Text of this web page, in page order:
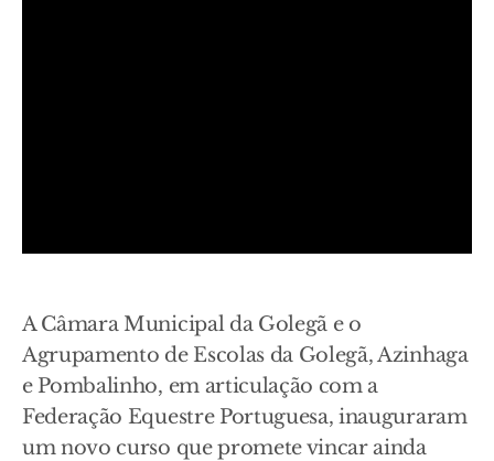
A Câmara Municipal da Golegã e o
Agrupamento de Escolas da Golegã, Azinhaga
e Pombalinho, em articulação com a
Federação Equestre Portuguesa, inauguraram
um novo curso que promete vincar ainda